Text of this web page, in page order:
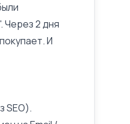
Через 2 дня
И
SEO).